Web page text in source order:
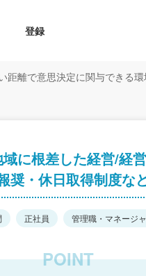
登録
離で意思決定に関与できる
に根差した経営/経
奨・休日取得制度な
正社員 管理職・マネージ